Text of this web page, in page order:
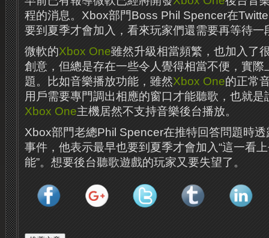
程的消息。Xbox部門Boss Phil Spencer在
要到夏季才會加入，看來玩家們還需要再等待一
微軟的Xbox One雖然升級相當頻繁，也加入了
創意，但總是存在一些令人覺得相當不便，實際
題。比如音樂播放功能，雖然Xbox One的正常
用戶需要專門調出相應的窗口才能聽歌，也就
Xbox One主機居然不支持音樂後台播放。
Xbox部門老總Phil Spencer在推特回答問題時
事件，他表示最早也要到夏季才會加入“這一看
能”。想要後台聽歌遊戲的玩家又要失望了。